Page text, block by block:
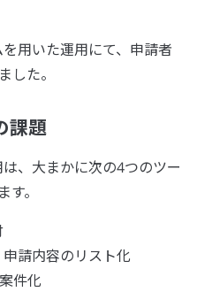
用いた運用にて、申請者
した。
課題
、大まかに次の4つのツー
。
請内容のリスト化
件化